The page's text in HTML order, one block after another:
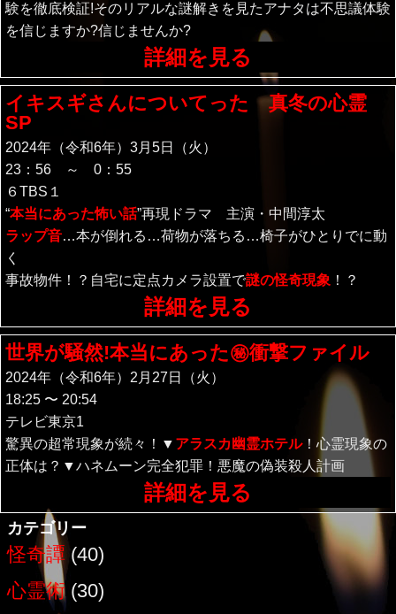
験を徹底検証!そのリアルな謎解きを見たアナタは不思議体験
を信じますか?信じませんか?
詳細を見る
イキスギさんについてった 真冬の心霊
SP
2024年（令和6年）3月5日（火）
23：56 ～ 0：55
６TBS１
“本当にあった怖い話”再現ドラマ 主演・中間淳太
ラップ音…本が倒れる…荷物が落ちる…椅子がひとりでに動
く
事故物件！？自宅に定点カメラ設置で謎の怪奇現象 ！？
詳細を見る
世界が騒然!本当にあった㊙衝撃ファイル
2024年（令和6年）2月27日（火）
18:25 〜 20:54
テレビ東京1
驚異の超常現象が続々！▼ アラスカ幽霊ホテル！心霊現象の
正体は？▼ハネムーン完全犯罪！悪魔の偽装殺人計画
詳細を見る
カテゴリー
怪奇譚 (40)
心霊術 (30)